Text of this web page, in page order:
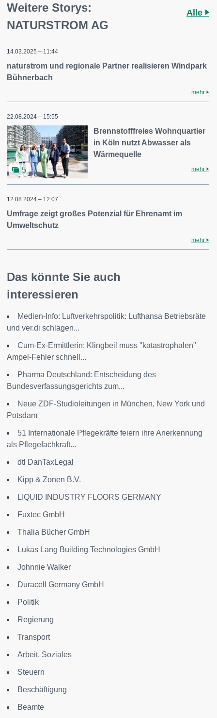
Weitere Storys:
NATURSTROM AG
Alle
14.03.2025 – 11:44
naturstrom und regionale Partner realisieren Windpark
Bühnerbach
mehr
22.08.2024 – 15:55
5
Brennstofffreies Wohnquartier
in Köln nutzt Abwasser als
Wärmequelle
mehr
12.08.2024 – 12:07
Umfrage zeigt großes Potenzial für Ehrenamt im
Umweltschutz
mehr
Das könnte Sie auch
interessieren
Medien-Info: Luftverkehrspolitik: Lufthansa Betriebsräte
und ver.di schlagen...
Cum-Ex-Ermittlerin: Klingbeil muss "katastrophalen"
Ampel-Fehler schnell...
Pharma Deutschland: Entscheidung des
Bundesverfassungsgerichts zum...
Neue ZDF-Studioleitungen in München, New York und
Potsdam
51 Internationale Pflegekräfte feiern ihre Anerkennung
als Pflegefachkraft...
dtl DanTaxLegal
Kipp & Zonen B.V.
LIQUID INDUSTRY FLOORS GERMANY
Fuxtec GmbH
Thalia Bücher GmbH
Lukas Lang Building Technologies GmbH
Johnnie Walker
Duracell Germany GmbH
Politik
Regierung
Transport
Arbeit, Soziales
Steuern
Beschäftigung
Beamte